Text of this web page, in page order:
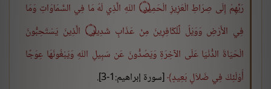
رَبِّهِمْ إِلَى صِرَاطِ الْعَزِيزِ الْحَمِيدِ۝ اللّهِ الَّذِي لَهُ مَا فِي السَّمَاوَاتِ وَمَا
فِي الأَرْضِ وَوَيْلٌ لِّلْكَافِرِينَ مِنْ عَذَابٍ شَدِيدٍ ۝ الَّذِينَ يَسْتَحِبُّونَ
الْحَيَاةَ الدُّنْيَا عَلَى الآخِرَةِ وَيَصُدُّونَ عَن سَبِيلِ اللّهِ وَيَبْغُونَهَا عِوَجًا
أُوْلَئِكَ فِي ضَلاَلٍ بَعِيدٍ [سورة إبراهيم:1-3].